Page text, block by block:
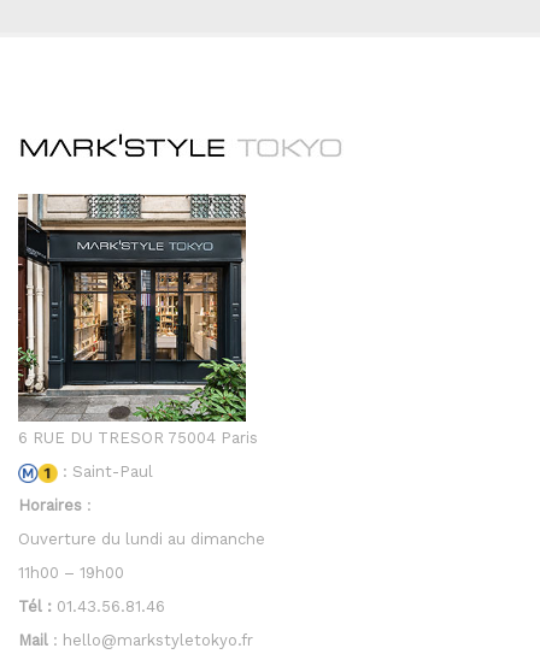
6 RUE DU TRESOR 75004 Paris
: Saint-Paul
Horaires :
Ouverture du lundi au dimanche
11h00 – 19h00
Tél : 01.43.56.81.46
Mail : hello@markstyletokyo.fr